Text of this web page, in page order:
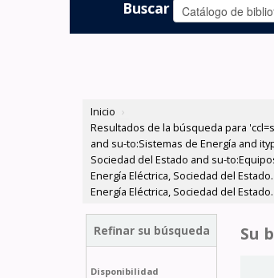
Buscar
Inicio ›
Resultados de la búsqueda para
and su-to:Sistemas de Energía and
Sociedad del Estado and su-
Energía Eléctrica, Sociedad del
Energía Eléctrica, Sociedad del
Refinar su búsqueda
Disponibilidad
Su